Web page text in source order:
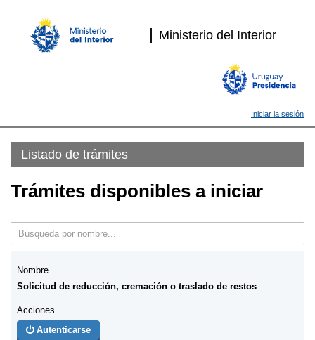
Ministerio del Interior
Iniciar la sesión
Listado de trámites
Trámites disponibles a iniciar
Solicitud de reducción, cremación o traslado de restos
Autenticarse